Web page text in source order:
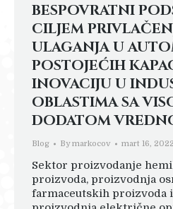
BESPOVRATNI
CILJEM
ULAGANJA U
POSTOJEĆIH
INOVACIJU U
OBLASTIMA SA
DODATOM
Blog Bymarkocov mart 16, 2022
Sektor proizvodanje
proizvoda, proizvodnja
farmaceutskih proizvoda